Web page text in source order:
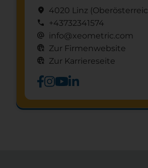
location_on 4020 Linz
call +43732341574
alternate_email info@xeometric.com
captive_portal Zur Firmenwebsite
captive_portal Zur Karriereseite